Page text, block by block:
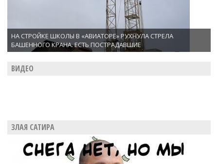
НА СТРОЙКЕ ШКОЛЫ В «АВИАТОРЕ» РУХНУЛА СТРЕЛА
БАШЕННОГО КРАНА. ЕСТЬ ПОСТРАДАВШИЕ
ВИДЕО
ЗЛАЯ САТИРА